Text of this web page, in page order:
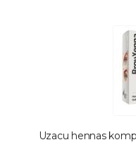
Uzacu hennas